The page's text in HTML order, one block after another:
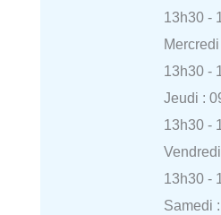
13h30 -
13h30 -
Jeudi :
13h30 -
13h30 -
Samedi